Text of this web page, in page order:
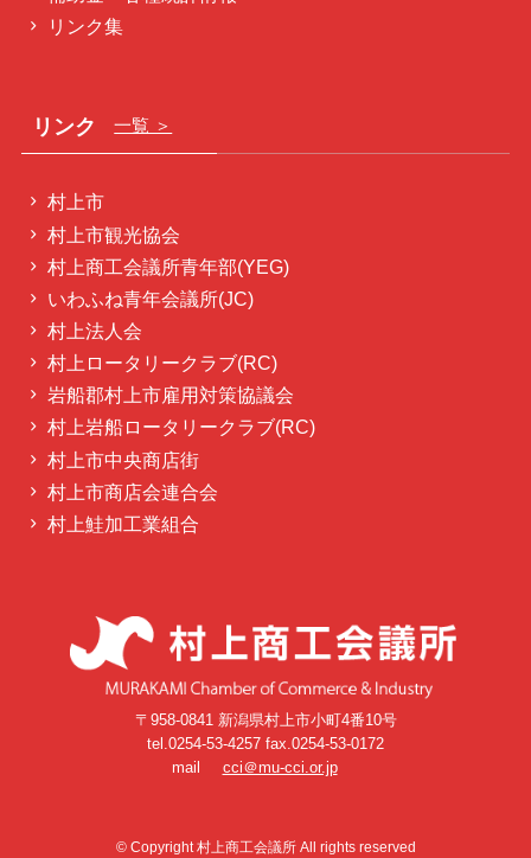
リンク集
リンク
村上市
村上市観光協会
村上商工会議所青年部(YEG)
いわふね青年会議所(JC)
村上法人会
村上ロータリークラブ(RC)
岩船郡村上市雇用対策協議会
村上岩船ロータリークラブ(RC)
村上市中央商店街
村上市商店会連合会
村上鮭加工業組合
一覧 ＞
〒958-0841 新潟県村上市小町4番10号
tel.0254-53-4257 fax.0254-53-0172
mail
cci＠mu-cci.or.jp
©Copyright 村上商工会議所 All rights reserved